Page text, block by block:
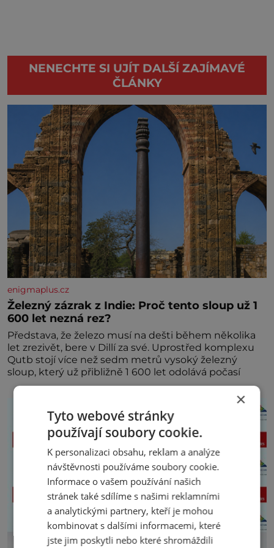
NENECHTE SI UJÍT DALŠÍ ZAJÍMAVÉ
ČLÁNKY
enigmaplus.cz
Železný zázrak z Indie: Proč tento sloup už 1
600 let nezná rez?
Představa, že železo musí na dešti během několika
let zrezivět, bere v Dillí za své. Uprostřed komplexu
Qutb stojí více než sedm metrů vysoký železný
sloup, který už přibližně 1 600 let odolává počasí
×
Tyto webové stránky
používají soubory cookie.
K personalizaci obsahu, reklam a analýze
návštěvnosti používáme soubory cookie.
Informace o vašem používání našich
stránek také sdílíme s našimi reklamními
a analytickými partnery, kteří je mohou
kombinovat s dalšími informacemi, které
jste jim poskytli nebo které shromáždili